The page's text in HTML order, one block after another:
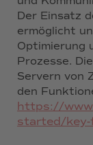
Der Einsatz
ermöglicht
Optimierung
Prozesse.
Servern von
den
https://
started/